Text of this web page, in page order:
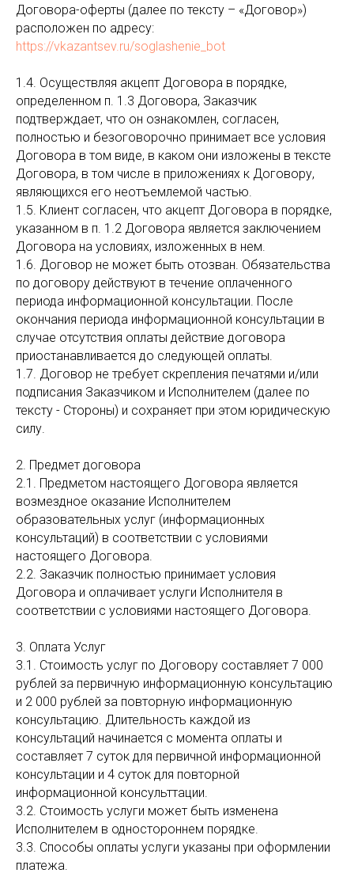
Договора-оферты (далее по тексту – «Договор»)
расположен по адресу:
https://vkazantsev.ru/soglashenie_bot
1.4. Осуществляя акцепт Договора в порядке,
определенном п. 1.3 Договора, Заказчик
подтверждает, что он ознакомлен, согласен,
полностью и безоговорочно принимает все условия
Договора в том виде, в каком они изложены в тексте
Договора, в том числе в приложениях к Договору,
являющихся его неотъемлемой частью.
1.5. Клиент согласен, что акцепт Договора в порядке,
указанном в п. 1.2 Договора является заключением
Договора на условиях, изложенных в нем.
1.6. Договор не может быть отозван. Обязательства
по договору действуют в течение оплаченного
периода информационной консультации. После
окончания периода информационной консультации в
случае отсутствия оплаты действие договора
приостанавливается до следующей оплаты.
1.7. Договор не требует скрепления печатями и/или
подписания Заказчиком и Исполнителем (далее по
тексту - Стороны) и сохраняет при этом юридическую
силу.
2. Предмет договора
2.1. Предметом настоящего Договора является
возмездное оказание Исполнителем
образовательных услуг (информационных
консультаций) в соответствии с условиями
настоящего Договора.
2.2. Заказчик полностью принимает условия
Договора и оплачивает услуги Исполнителя в
соответствии с условиями настоящего Договора.
3. Оплата Услуг
3.1. Стоимость услуг по Договору составляет 7 000
рублей за первичную информационную консультацию
и 2 000 рублей за повторную информационную
консультацию. Длительность каждой из
консультаций начинается с момента оплаты и
составляет 7 суток для первичной информационной
консультации и 4 суток для повторной
информационной консульттации.
3.2. Стоимость услуги может быть изменена
Исполнителем в одностороннем порядке.
3.3. Способы оплаты услуги указаны при оформлении
платежа.